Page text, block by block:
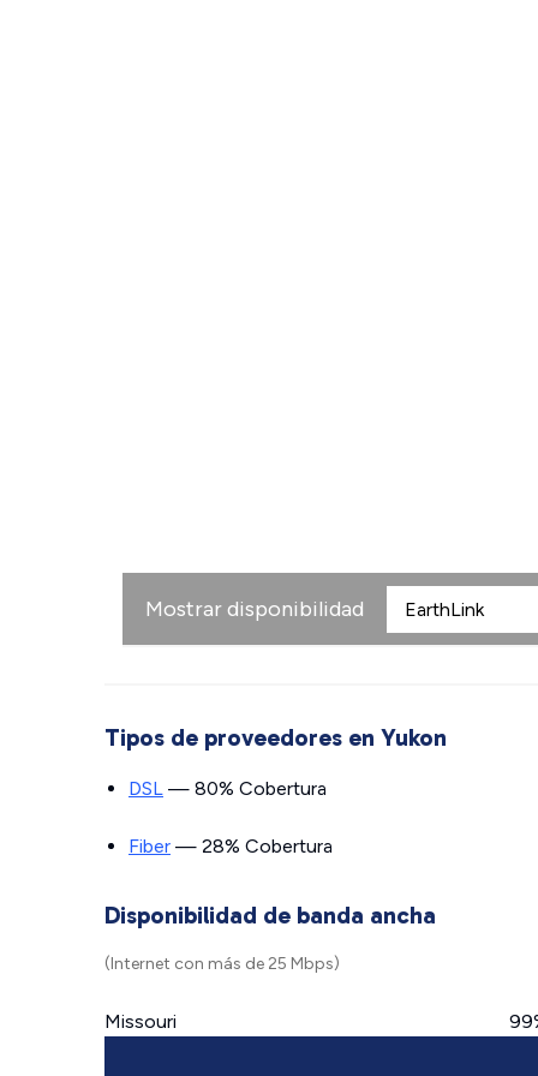
Mostrar disponibilidad
Tipos de proveedores en Yukon
DSL — 80% Cobertura
Fiber — 28% Cobertura
Disponibilidad de banda ancha
(Internet con más de 25 Mbps)
Missouri